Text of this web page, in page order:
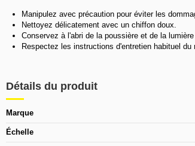
Manipulez avec précaution pour éviter les
Nettoyez délicatement avec un chiffon doux.
Conservez à l'abri de la poussière et de la
Respectez les instructions d'entretien habituel du
Détails du produit
Marque
Échelle